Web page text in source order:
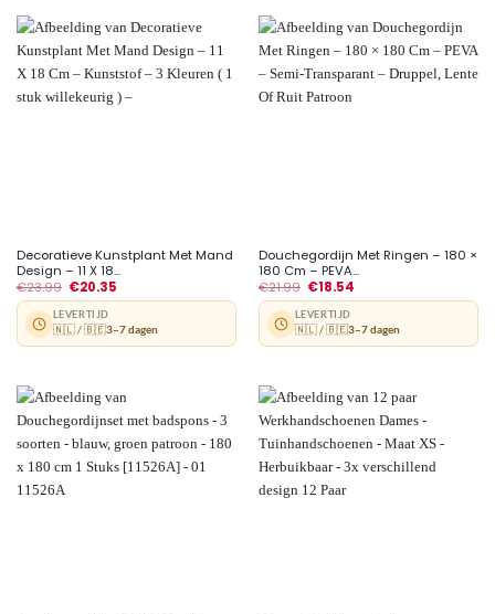
Decoratieve Kunstplant Met Mand
Design – 11 X 18...
€23.99 €20.35
LEVERTIJD
🇳🇱 / 🇧🇪3–7 dagen
Douchegordijn Met Ringen – 180 ×
180 Cm – PEVA...
€21.99 €18.54
LEVERTIJD
🇳🇱 / 🇧🇪3–7 dagen